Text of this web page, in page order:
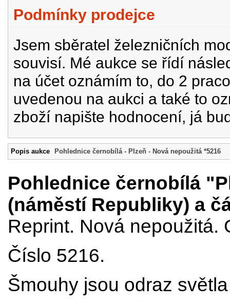
Podmínky prodejce
Jsem sběratel železničních
souvisí. Mé aukce se řídí
na účet oznámím to, do 2
uvedenou na aukci a také to
zboží napište hodnocení, já
Popis aukce Pohlednice černobílá - Plzeň - Nová nepoužitá *5216
Pohlednice černobílá
(náměstí Republiky) a
Reprint. Nová nepoužitá.
Číslo 5216.
Šmouhy jsou odraz